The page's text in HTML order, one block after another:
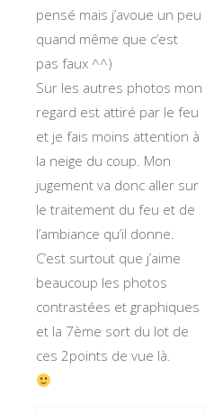
pensé mais j’avoue un peu
quand même que c’est
pas faux ^^)
Sur les autres photos mon
regard est attiré par le feu
et je fais moins attention à
la neige du coup. Mon
jugement va donc aller sur
le traitement du feu et de
l’ambiance qu’il donne.
C’est surtout que j’aime
beaucoup les photos
contrastées et graphiques
et la 7ème sort du lot de
ces 2points de vue là.